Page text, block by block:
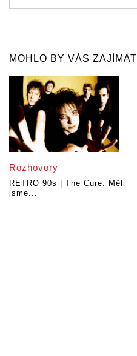
MOHLO BY VÁS ZAJÍMAT
Rozhovory
RETRO 90s | The Cure: Měli
jsme...